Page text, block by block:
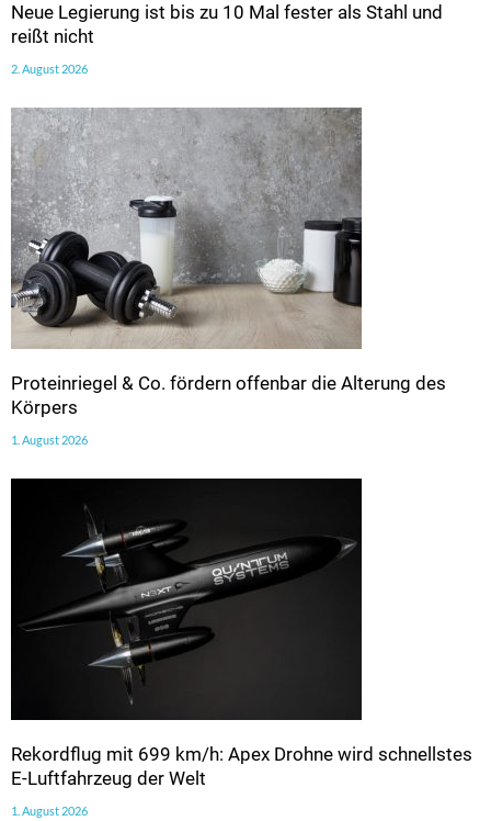
Neue Legierung ist bis zu 10 Mal fester als Stahl und
reißt nicht
2. August 2026
Proteinriegel & Co. fördern offenbar die Alterung des
Körpers
1. August 2026
Rekordflug mit 699 km/h: Apex Drohne wird schnellstes
E-Luftfahrzeug der Welt
1. August 2026